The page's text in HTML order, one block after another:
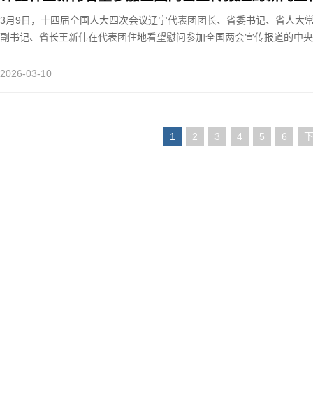
3月9日，十四届全国人大四次会议辽宁代表团团长、省委书记、省人大
副书记、省长王新伟在代表团住地看望慰问参加全国两会宣传报道的中
2026-03-10
1 2 3 4 5 6